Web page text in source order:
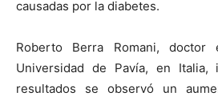
causadas por la diabetes.
Roberto Berra Romani,
Universidad de Pavía, en
resultados se observó un